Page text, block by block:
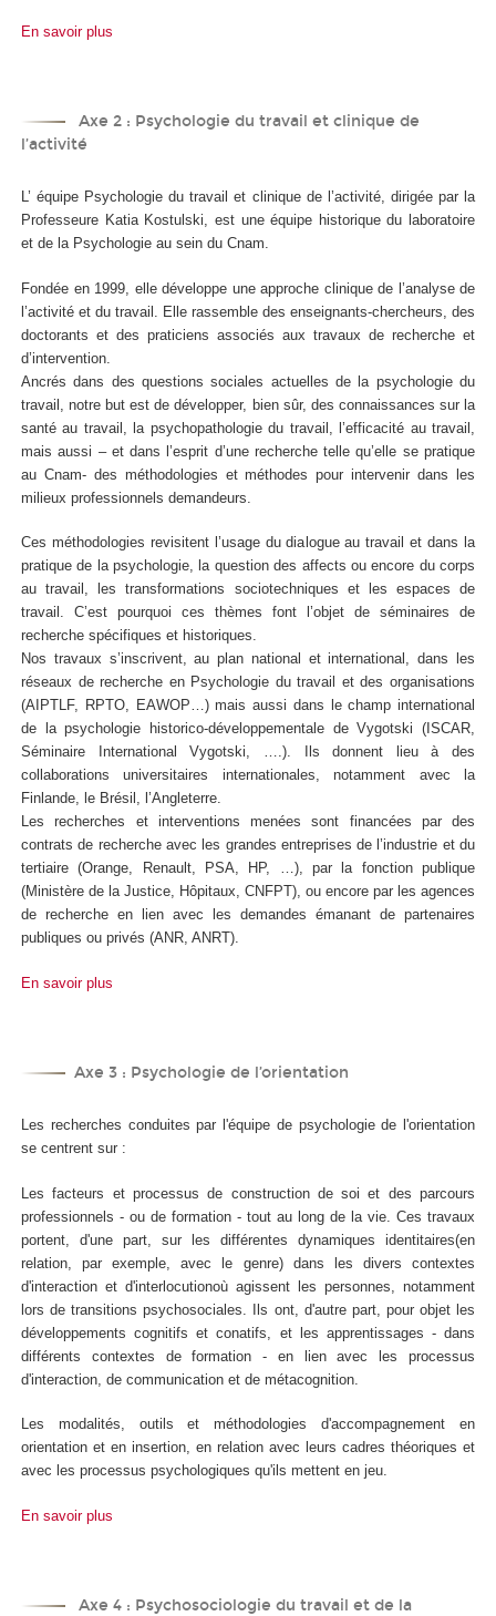
En savoir plus
Axe 2 : Psychologie du travail et clinique de
l’activité
L’ équipe Psychologie du travail et clinique de l’activité, dirigée par la
Professeure Katia Kostulski, est une équipe historique du laboratoire
et de la Psychologie au sein du Cnam.
Fondée en 1999, elle développe une approche clinique de l’analyse de
l’activité et du travail. Elle rassemble des enseignants-chercheurs, des
doctorants et des praticiens associés aux travaux de recherche et
d’intervention.
Ancrés dans des questions sociales actuelles de la psychologie du
travail, notre but est de développer, bien sûr, des connaissances sur la
santé au travail, la psychopathologie du travail, l’efficacité au travail,
mais aussi – et dans l’esprit d’une recherche telle qu’elle se pratique
au Cnam- des méthodologies et méthodes pour intervenir dans les
milieux professionnels demandeurs.
Ces méthodologies revisitent l’usage du dialogue au travail et dans la
pratique de la psychologie, la question des affects ou encore du corps
au travail, les transformations sociotechniques et les espaces de
travail. C’est pourquoi ces thèmes font l’objet de séminaires de
recherche spécifiques et historiques.
Nos travaux s’inscrivent, au plan national et international, dans les
réseaux de recherche en Psychologie du travail et des organisations
(AIPTLF, RPTO, EAWOP…) mais aussi dans le champ international
de la psychologie historico-développementale de Vygotski (ISCAR,
Séminaire International Vygotski, ….). Ils donnent lieu à des
collaborations universitaires internationales, notamment avec la
Finlande, le Brésil, l’Angleterre.
Les recherches et interventions menées sont financées par des
contrats de recherche avec les grandes entreprises de l’industrie et du
tertiaire (Orange, Renault, PSA, HP, …), par la fonction publique
(Ministère de la Justice, Hôpitaux, CNFPT), ou encore par les agences
de recherche en lien avec les demandes émanant de partenaires
publiques ou privés (ANR, ANRT).
En savoir plus
Axe 3 : Psychologie de l’orientation
Les recherches conduites par l'équipe de psychologie de l'orientation
se centrent sur :
Les facteurs et processus de construction de soi et des parcours
professionnels - ou de formation - tout au long de la vie. Ces travaux
portent, d'une part, sur les différentes dynamiques identitaires(en
relation, par exemple, avec le genre) dans les divers contextes
d'interaction et d'interlocutionoù agissent les personnes, notamment
lors de transitions psychosociales. Ils ont, d'autre part, pour objet les
développements cognitifs et conatifs, et les apprentissages - dans
différents contextes de formation - en lien avec les processus
d'interaction, de communication et de métacognition.
Les modalités, outils et méthodologies d'accompagnement en
orientation et en insertion, en relation avec leurs cadres théoriques et
avec les processus psychologiques qu'ils mettent en jeu.
En savoir plus
Axe 4 : Psychosociologie du travail et de la